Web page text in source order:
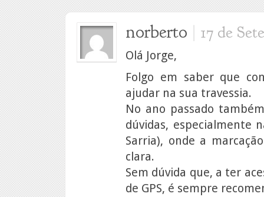
norberto | 17 de
Olá Jorge,
Folgo em saber que
ajudar na sua travessia.
No ano passado
dúvidas, especialmente
Sarria), onde a
clara.
Sem dúvida que, a ter
de GPS, é sempre